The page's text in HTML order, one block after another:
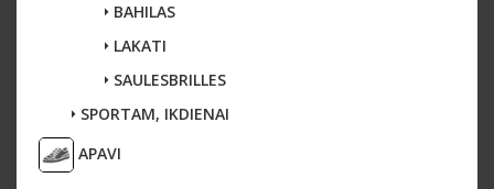
BAHILAS
LAKATI
SAULESBRILLES
SPORTAM, IKDIENAI
APAVI